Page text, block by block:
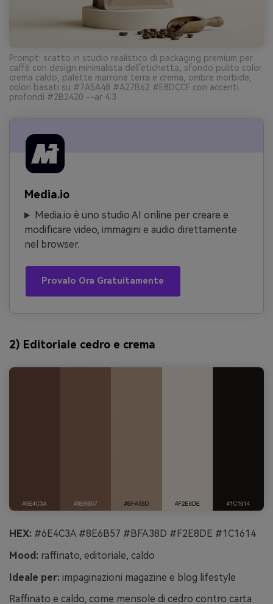
Prompt: scatto in studio realistico di packaging premium per
caffè con design minimalista dell’etichetta, sfondo pulito color
crema caldo, palette marrone terra e crema, ombre morbide,
colori basati su #7A5A48 #A27B62 #E8DCCF con accenti
profondi #2B2420 --ar 4:3
Media.io
Media.io è uno studio AI online per creare e
modificare video, immagini e audio direttamente
nel browser.
Provalo Ora Gratuitamente
2) Editoriale cedro e crema
HEX: #6E4C3A #8E6B57 #BFA38D #F2E8DE #1C1614
Mood: raffinato, editoriale, caldo
Ideale per: impaginazioni magazine e blog lifestyle
Raffinato e caldo, come mensole di cedro contro carta